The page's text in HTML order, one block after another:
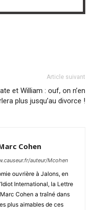
Article suivant
et William : ouf, on n’en
plus jusqu’au divorce !
Cohen
auteur/Mcohen
ouvrière à Jalons, en
International, la Lettre
Cohen a traîné dans
plus aimables de ces